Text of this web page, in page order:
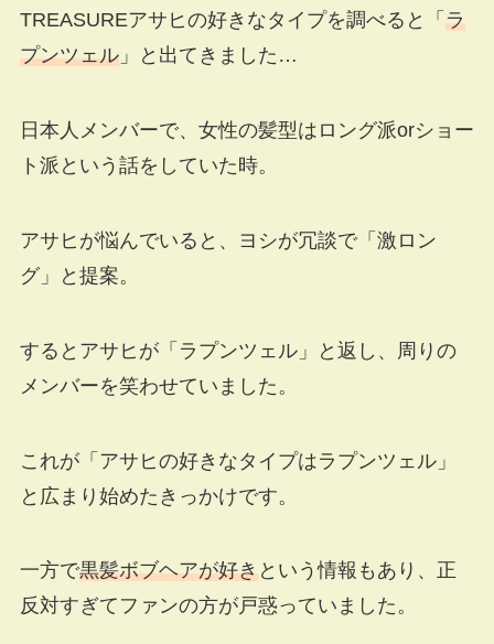
TREASUREアサヒの好きなタイプを調べると「 ラ
プンツェル」と出てきました…
日本人メンバーで、女性の髪型はロング派orショー
ト派という話をしていた時。
アサヒが悩んでいると、ヨシが冗談で「激ロン
グ」と提案。
するとアサヒが「ラプンツェル」と返し、周りの
メンバーを笑わせていました。
これが「アサヒの好きなタイプはラプンツェル」
と広まり始めたきっかけです。
一方で黒髪ボブヘアが好きという情報もあり、正
反対すぎてファンの方が戸惑っていました。